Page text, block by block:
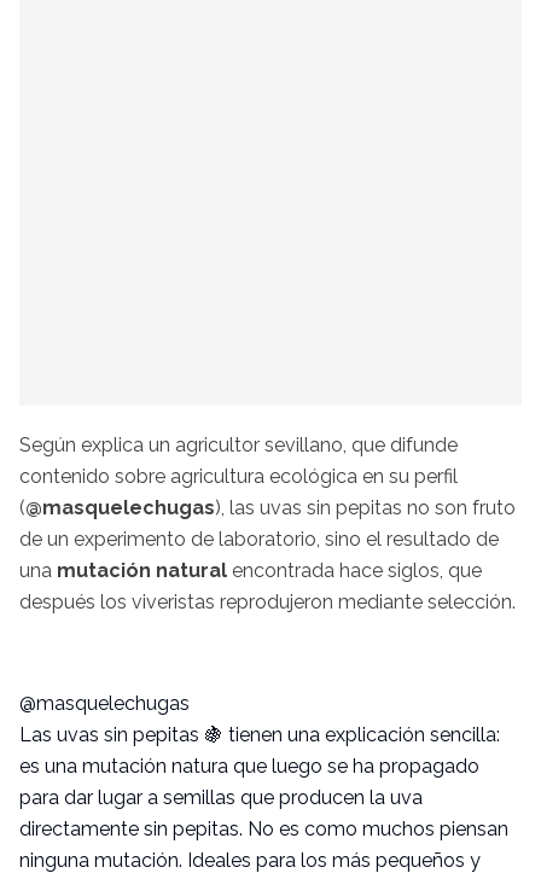
Según explica un agricultor sevillano, que difunde
contenido sobre agricultura ecológica en su perfil
(@masquelechugas), las uvas sin pepitas no son fruto
de un experimento de laboratorio, sino el resultado de
una mutación natural encontrada hace siglos, que
después los viveristas reprodujeron mediante selección.
@masquelechugas
Las uvas sin pepitas 🍇 tienen una explicación sencilla:
es una mutación natura que luego se ha propagado
para dar lugar a semillas que producen la uva
directamente sin pepitas. No es como muchos piensan
ninguna mutación. Ideales para los más pequeños y